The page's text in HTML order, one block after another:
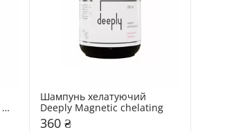
Шампунь хелатуючий
Deeply Magnetic chelating
360 ₴